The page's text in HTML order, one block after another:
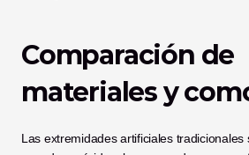
Comparación de
materiales y
Las extremidades artificiales tradicionales